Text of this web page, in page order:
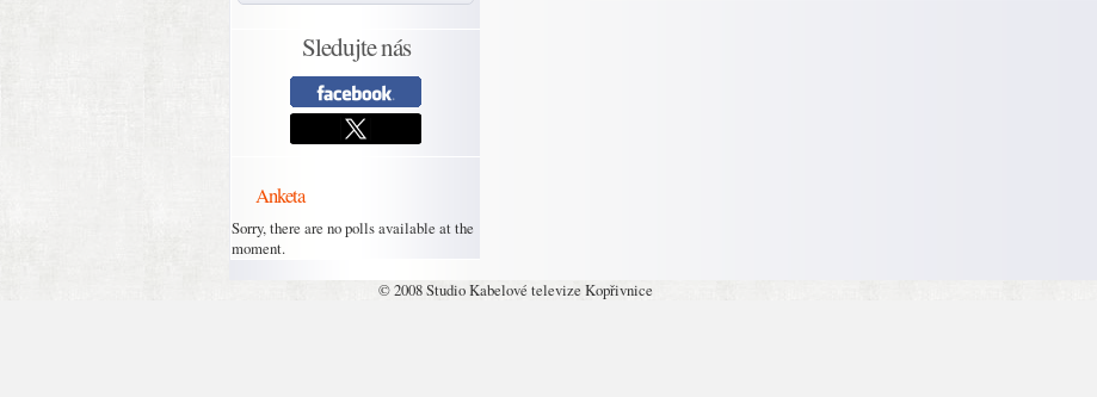
Sledujte nás
Anketa
Sorry, there are no polls available at the
moment.
© 2008 Studio Kabelové televize Kopřivnice